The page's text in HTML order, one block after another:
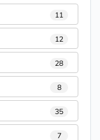
11
12
28
8
35
7